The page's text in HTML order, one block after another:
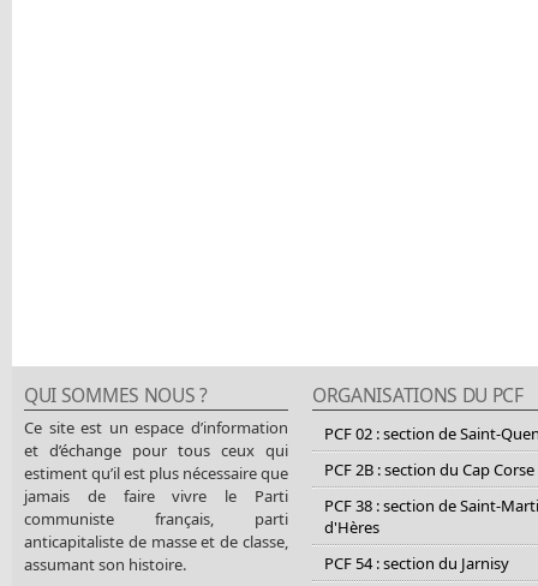
QUI SOMMES NOUS ?
Ce site est un espace d’information
et d’échange pour tous ceux qui
estiment qu’il est plus nécessaire que
jamais de faire vivre le Parti
communiste français, parti
anticapitaliste de masse et de classe,
assumant son histoire.
ORGANISATIONS DU PCF
PCF 02 : section de Saint-
PCF 2B : section du Cap Corse
PCF 38 : section de Saint-
d'Hères
PCF 54 : section du Jarnisy